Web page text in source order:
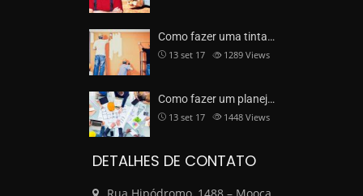
Como fazer uma tinta…
13 set 17 1289 Views
Como fazer um planej…
13 set 17 1448 Views
DETALHES DE CONTATO